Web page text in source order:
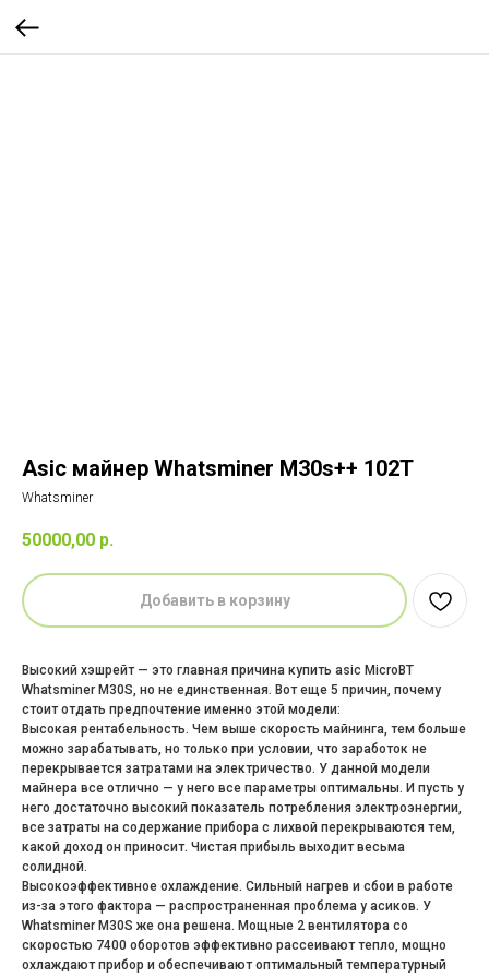
Asic майнер Whatsminer M30s++ 102T
Whatsminer
50000,00 р.
Добавить в корзину
Высокий хэшрейт — это главная причина купить asic MicroBT
Whatsminer M30S, но не единственная. Вот еще 5 причин, почему
стоит отдать предпочтение именно этой модели:
Высокая рентабельность. Чем выше скорость майнинга, тем больше
можно зарабатывать, но только при условии, что заработок не
перекрывается затратами на электричество. У данной модели
майнера все отлично — у него все параметры оптимальны. И пусть у
него достаточно высокий показатель потребления электроэнергии,
все затраты на содержание прибора с лихвой перекрываются тем,
какой доход он приносит. Чистая прибыль выходит весьма
солидной.
Высокоэффективное охлаждение. Сильный нагрев и сбои в работе
из-за этого фактора — распространенная проблема у асиков. У
Whatsminer M30S же она решена. Мощные 2 вентилятора со
скоростью 7400 оборотов эффективно рассеивают тепло, мощно
охлаждают прибор и обеспечивают оптимальный температурный